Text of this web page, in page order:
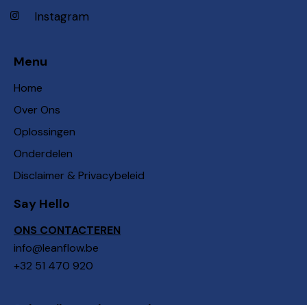
Instagram
Menu
Home
Over Ons
Oplossingen
Onderdelen
Disclaimer & Privacybeleid
Say Hello
ONS CONTACTEREN
info@leanflow.be
+32 51 470 920